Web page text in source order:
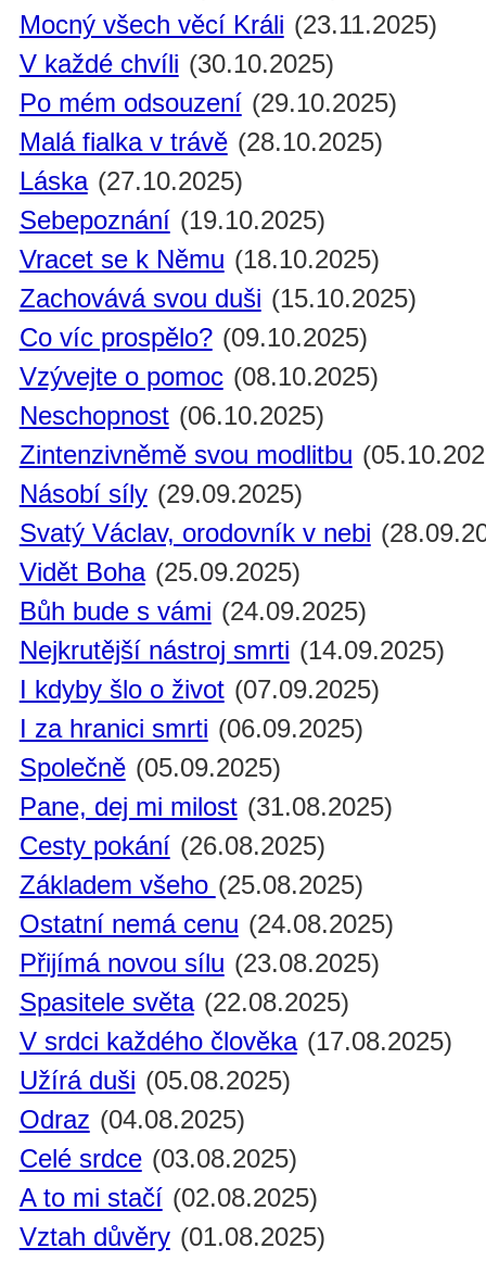
Mocný všech věcí Králi (23.11.2025)
V každé chvíli (30.10.2025)
Po mém odsouzení (29.10.2025)
Malá fialka v trávě (28.10.2025)
Láska (27.10.2025)
Sebepoznání (19.10.2025)
Vracet se k Němu (18.10.2025)
Zachovává svou duši (15.10.2025)
Co víc prospělo? (09.10.2025)
Vzývejte o pomoc (08.10.2025)
Neschopnost (06.10.2025)
Zintenzivněmě svou modlitbu
Násobí síly (29.09.2025)
Svatý Václav, orodovník v nebi
Vidět Boha (25.09.2025)
Bůh bude s vámi (24.09.2025)
Nejkrutější nástroj smrti (14.09.2025)
I kdyby šlo o život (07.09.2025)
I za hranici smrti (06.09.2025)
Společně (05.09.2025)
Pane, dej mi milost (31.08.2025)
Cesty pokání (26.08.2025)
Základem všeho (25.08.2025)
Ostatní nemá cenu (24.08.2025)
Přijímá novou sílu (23.08.2025)
Spasitele světa (22.08.2025)
V srdci každého člověka (17.08.2025)
Užírá duši (05.08.2025)
Odraz (04.08.2025)
Celé srdce (03.08.2025)
A to mi stačí (02.08.2025)
Vztah důvěry (01.08.2025)